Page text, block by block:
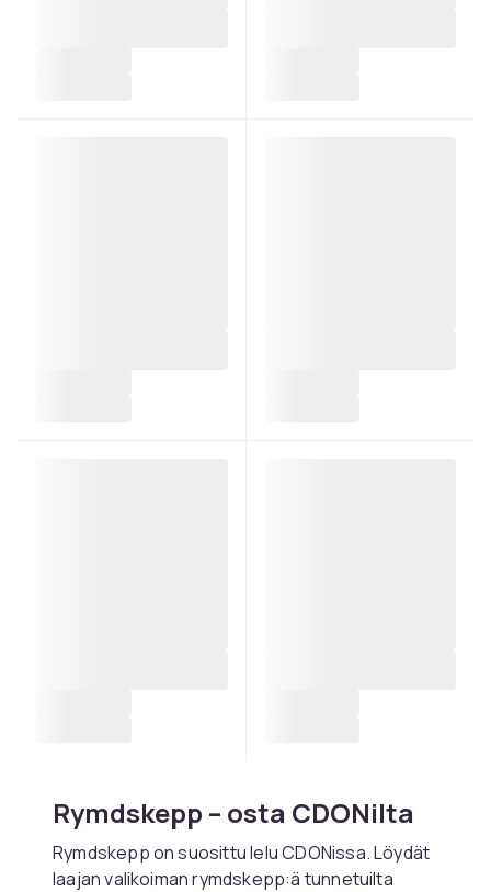
Rymdskepp – osta CDONilta
Rymdskepp on suosittu lelu CDONissa. Löydät
laajan valikoiman rymdskepp:ä tunnetuilta